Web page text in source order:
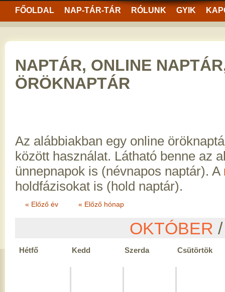
FŐOLDAL NAP-TÁR-TÁR RÓLUNK GYIK
NAPTÁR, ONLINE
ÖRÖKNAPTÁR
Az alábbiakban egy online
között használat. Látható benne az
ünnepnapok is (névnapos naptár). A
holdfázisokat is (hold naptár).
« Előző év « Előző hónap
OKTÓBER
Hétfő Kedd Szerda Csütörtök